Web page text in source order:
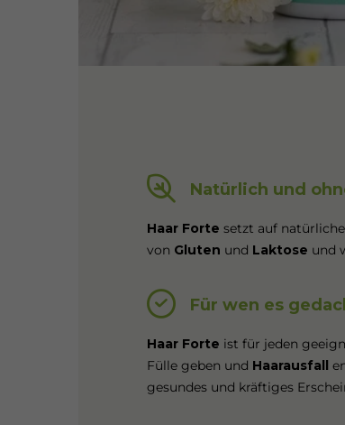
Natürlich und
Haar Forte setzt auf
von Gluten und Laktose und
Für wen es
Haar Forte ist für jeden
Fülle geben und Haarausfall
gesundes und kräftiges